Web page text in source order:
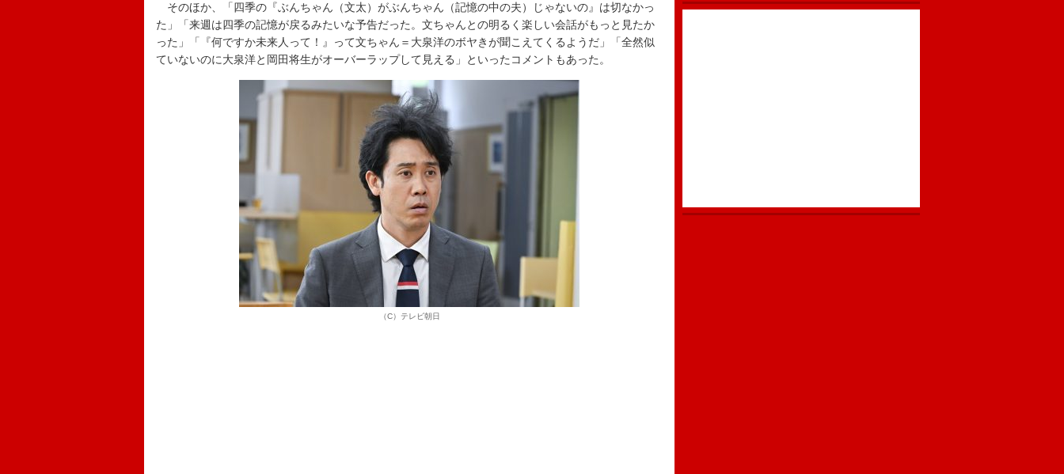
そのほか、「四季の『ぶんちゃん（文太）がぶんちゃん（記憶の中の夫）じゃないの』は切なかっ
た」「来週は四季の記憶が戻るみたいな予告だった。文ちゃんとの明るく楽しい会話がもっと見たか
った」「『何ですか未来人って！』って文ちゃん＝大泉洋のボヤきが聞こえてくるようだ」「全然似
ていないのに大泉洋と岡田将生がオーバーラップして見える」といったコメントもあった。
（C）テレビ朝日